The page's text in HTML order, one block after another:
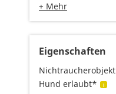
+ Mehr
Eigenschaften
Nichtraucherobjekt
Hund erlaubt*